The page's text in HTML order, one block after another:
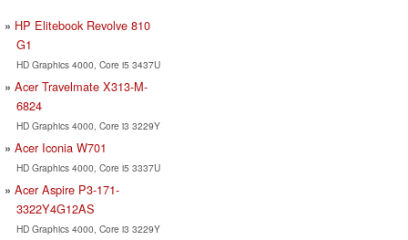
HP Elitebook Revolve 810
G1
HD Graphics 4000, Core i5 3437U
Acer Travelmate X313-M-
6824
HD Graphics 4000, Core i3 3229Y
Acer Iconia W701
HD Graphics 4000, Core i5 3337U
Acer Aspire P3-171-
3322Y4G12AS
HD Graphics 4000, Core i3 3229Y